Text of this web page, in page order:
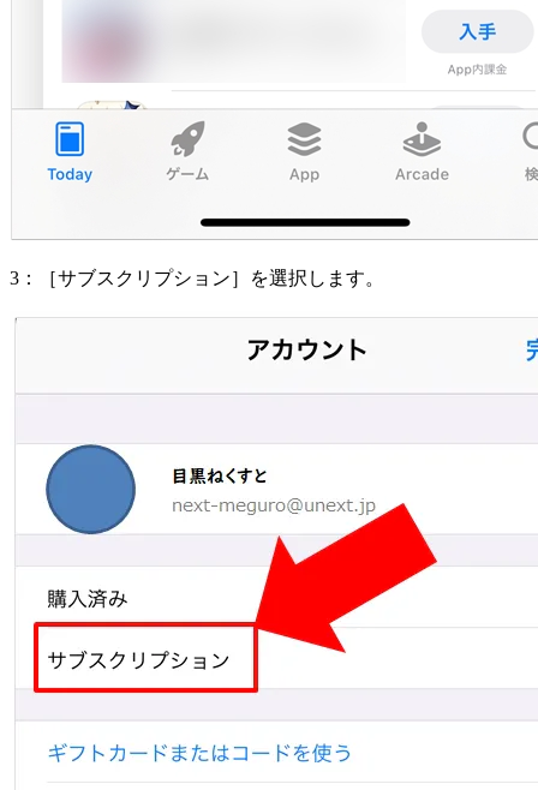
3：［サブスクリプション］を選択します。